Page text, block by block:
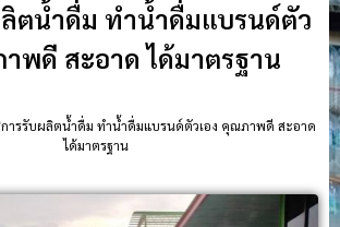
ตน้ำดื่ม ทำน้ำดื่มแบรนด์ตัว
าพดี สะอาด ได้มาตรฐาน
ารรับผลิตน้ำดื่ม ทำน้ำดื่มแบรนด์ตัวเอง คุณภาพดี สะอาด
ได้มาตรฐาน